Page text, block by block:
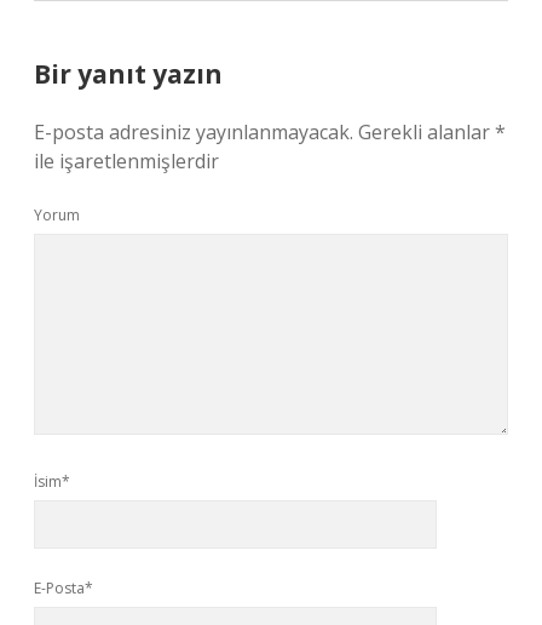
Bir yanıt yazın
E-posta adresiniz yayınlanmayacak. Gerekli alanlar*
ile işaretlenmişlerdir
Yorum
İsim*
E-Posta*